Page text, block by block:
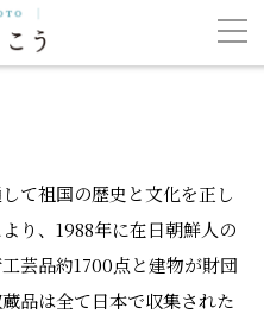
て祖国の歴史と文化を正し
り、1988年に在日朝鮮人の
芸品約1700点と建物が財団
品は全て日本で収集された